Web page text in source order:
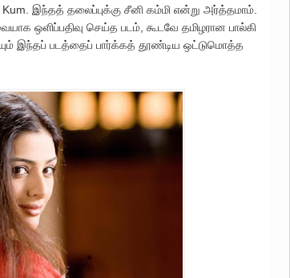
Kum. இந்தத் தலைப்புக்கு சீனி கம்மி என்று அர்த்தமாம்.
ஒளிப்பதிவு செய்த படம், கூடவே தமிழரான பால்கி
இந்தப் படத்தைப் பார்க்கத் தூண்டிய ஒட்டுமொத்த